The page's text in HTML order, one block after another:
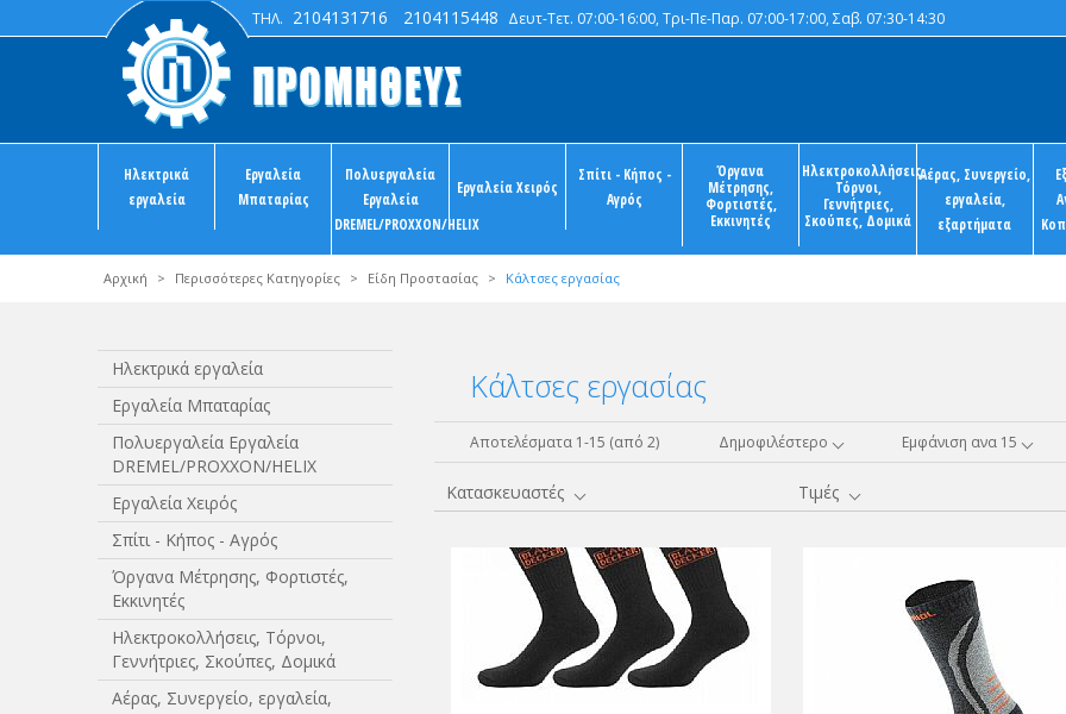
ΤΗΛ. 2104131716 2104115448 Δευτ-Τετ. 07:00-16:00, Τρι-Πε-Παρ. 07:00-17:00, Σαβ. 07:30-14:30
Ηλεκτρικά
εργαλεία
Εργαλεία
Μπαταρίας
Πολυεργαλεία
Εργαλεία
DREMEL/PROXXON/HELIX
Εργαλεία Χειρός
Σπίτι - Κήπος -
Αγρός
Όργανα
Μέτρησης,
Φορτιστές,
Εκκινητές
Ηλεκτροκολλήσεις,
Τόρνοι,
Γεννήτριες,
Σκούπες, Δομικά
Αέρας, Συνεργείο,
εργαλεία,
εξαρτήματα
Αρχική > Περισσότερες Κατηγορίες > Είδη Προστασίας > Κάλτσες εργασίας
Ηλεκτρικά εργαλεία
Εργαλεία Μπαταρίας
Πολυεργαλεία Εργαλεία
DREMEL/PROXXON/HELIX
Εργαλεία Χειρός
Σπίτι - Κήπος - Αγρός
Όργανα Μέτρησης, Φορτιστές,
Εκκινητές
Ηλεκτροκολλήσεις, Τόρνοι,
Γεννήτριες, Σκούπες, Δομικά
Αέρας, Συνεργείο, εργαλεία,
Κάλτσες εργασίας
Αποτελέσματα 1-15 (από 2) Δημοφιλέστερο Εμφάνιση ανα 15
Κατασκευαστές Τιμές